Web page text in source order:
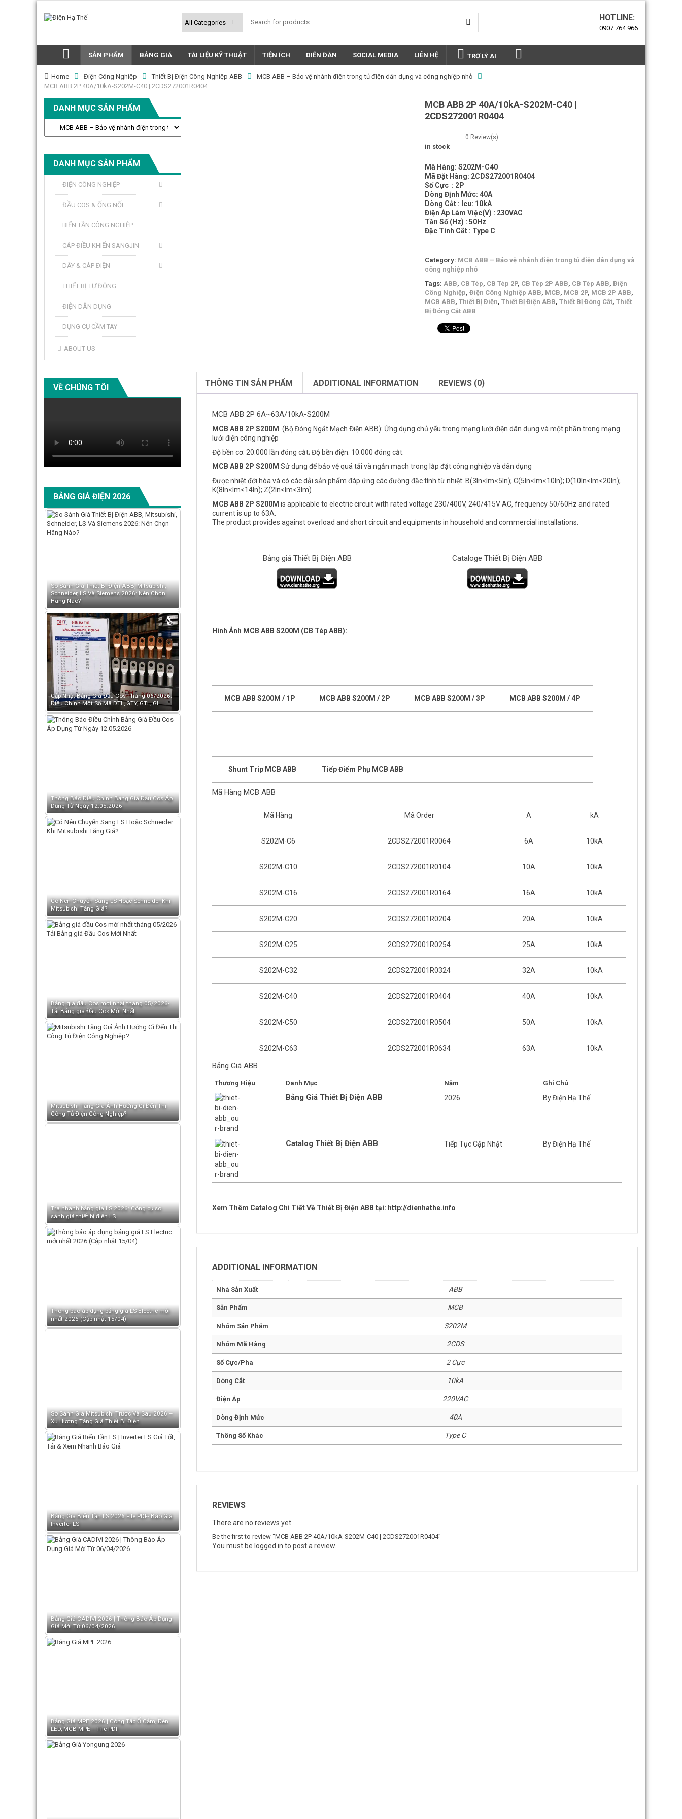
HOTLINE:
0907 764 966
SẢN PHẨM BẢNG GIÁ TÀI LIỆU KỸ THUẬT TIỆN ÍCH DIỄN ĐÀN SOCIAL MEDIA LIÊN HỆ TRỢ LÝ AI
Home Điện Công Nghiệp Thiết Bị Điện Công Nghiệp ABB
MCB ABB – Bảo vệ nhánh điện trong tủ điện dân dụng và công nghiệp nhỏ
MCB ABB 2P 40A/10kA-S202M-C40 | 2CDS272001R0404
DANH MỤC SẢN PHẨM
DANH MỤC SẢN PHẨM
ĐIỆN CÔNG NGHIỆP
ĐẦU COS & ỐNG NỐI
BIẾN TẦN CÔNG NGHIỆP
CÁP ĐIỀU KHIỂN SANGJIN
DÂY & CÁP ĐIỆN
THIẾT BỊ TỰ ĐỘNG
ĐIỆN DÂN DỤNG
DỤNG CỤ CẦM TAY
ABOUT US
VỀ CHÚNG TÔI
BẢNG GIÁ ĐIỆN 2026
So Sánh Giá Thiết Bị Điện ABB, Mitsubishi,
Schneider, LS Và Siemens 2026: Nên Chọn
Hãng Nào?
Cập Nhật Bảng Giá Đầu Cos Tháng 06/2026:
Điều Chỉnh Một Số Mã DTL, GTY, GTL, GL
Thông Báo Điều Chỉnh Bảng Giá Đầu Cos Áp
Dụng Từ Ngày 12.05.2026
Có Nên Chuyển Sang LS Hoặc Schneider Khi
Mitsubishi Tăng Giá?
Bảng giá đầu Cos mới nhất tháng 05/2026-
Tải Bảng giá Đầu Cos Mới Nhất
Mitsubishi Tăng Giá Ảnh Hưởng Gì Đến Thi
Công Tủ Điện Công Nghiệp?
Tra nhanh bảng giá LS 2026: Công cụ so
sánh giá thiết bị điện LS
Thông báo áp dụng bảng giá LS Electric mới
nhất 2026 (Cập nhật 15/04)
So Sánh Giá Mitsubishi Trước Và Sau 2026 –
Xu Hướng Tăng Giá Thiết Bị Điện
Bảng Giá Biến Tần LS 2026 File PDF- Báo Giá
Inverter LS
Bảng Giá CADIVI 2026 | Thông Báo Áp Dụng
Giá Mới Từ 06/04/2026
Bảng Giá MPE 2026 | Công Tắc Ổ Cắm, Đèn
LED, MCB MPE – File PDF
MCB ABB 2P 40A/10kA-S202M-C40 |
2CDS272001R0404
0 Review(s)
in stock
Mã Hàng: S202M-C40
Mã Đặt Hàng: 2CDS272001R0404
Số Cực : 2P
Dòng Định Mức: 40A
Dòng Cắt : Icu: 10kA
Điện Áp Làm Việc(V) : 230VAC
Tần Số (Hz) : 50Hz
Đặc Tính Cắt : Type C
Category: MCB ABB – Bảo vệ nhánh điện trong tủ điện dân dụng và
công nghiệp nhỏ
Tags: ABB, CB Tép, CB Tép 2P, CB Tép 2P ABB, CB Tép ABB, Điện
Công Nghiệp, Điện Công Nghiệp ABB, MCB, MCB 2P, MCB 2P ABB,
MCB ABB, Thiết Bị Điện, Thiết Bị Điện ABB, Thiết Bị Đóng Cắt, Thiết
Bị Đóng Cắt ABB
THÔNG TIN SẢN PHẨM ADDITIONAL INFORMATION REVIEWS (0)
MCB ABB 2P 6A~63A/10kA-S200M
MCB ABB 2P S200M (Bộ Đóng Ngắt Mạch Điện ABB): Ứng dụng chủ yếu trong mạng lưới điện dân dụng và một phần trong mạng
lưới điện công nghiệp
Độ bền cơ: 20.000 lần đóng cắt; Độ bền điện: 10.000 đóng cắt.
MCB ABB 2P S200M Sử dụng để bảo vệ quá tải và ngắn mạch trong lắp đặt công nghiệp và dân dụng
Được nhiệt đới hóa và có các dải sản phẩm đáp ứng các đường đặc tính từ nhiệt: B(3In<Im<5ln); C(5ln<lm<10ln); D(10ln<lm<20ln);
K(8ln<lm<14ln); Z(2ln<lm<3lm)
MCB ABB 2P S200M is applicable to electric circuit with rated voltage 230/400V, 240/415V AC, frequency 50/60Hz and rated
current is up to 63A.
The product provides against overload and short circuit and equipments in household and commercial installations.
Bảng giá Thiết Bị Điện ABB Cataloge Thiết Bị Điện ABB
Hình Ảnh MCB ABB S200M (CB Tép ABB):
MCB ABB S200M / 1P MCB ABB S200M / 2P MCB ABB S200M / 3P MCB ABB S200M / 4P
Shunt Trip MCB ABB Tiếp Điểm Phụ MCB ABB
Mã Hàng MCB ABB
Mã Hàng Mã Order A kA
S202M-C6 2CDS272001R0064 6A 10kA
S202M-C10 2CDS272001R0104 10A 10kA
S202M-C16 2CDS272001R0164 16A 10kA
S202M-C20 2CDS272001R0204 20A 10kA
S202M-C25 2CDS272001R0254 25A 10kA
S202M-C32 2CDS272001R0324 32A 10kA
S202M-C40 2CDS272001R0404 40A 10kA
S202M-C50 2CDS272001R0504 50A 10kA
S202M-C63 2CDS272001R0634 63A 10kA
Bảng Giá ABB
Thương Hiệu Danh Mục Năm Ghi Chú
Bảng Giá Thiết Bị Điện ABB 2026 By Điện Hạ Thế
Catalog Thiết Bị Điện ABB Tiếp Tục Cập Nhật By Điện Hạ Thế
Xem Thêm Catalog Chi Tiết Về Thiết Bị Điện ABB tại: http://dienhathe.info
ADDITIONAL INFORMATION
Nhà Sản Xuất ABB
Sản Phẩm MCB
Nhóm Sản Phẩm S202M
Nhóm Mã Hàng 2CDS
Số Cực/Pha 2 Cực
Dòng Cắt 10kA
Điện Áp 220VAC
Dòng Định Mức 40A
Thông Số Khác Type C
REVIEWS
There are no reviews yet.
Be the first to review “MCB ABB 2P 40A/10kA-S202M-C40 | 2CDS272001R0404”
You must be logged in to post a review.